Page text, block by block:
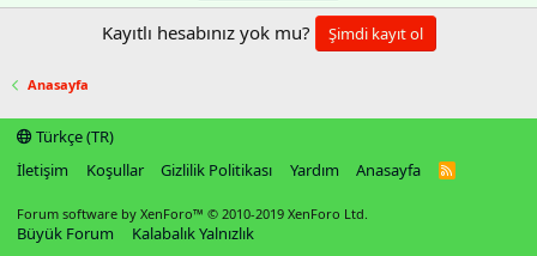
Kayıtlı hesabınız yok mu? Şimdi kayıt ol
Anasayfa
Türkçe (TR)
İletişim
Koşullar Gizlilik Politikası Yardım Anasayfa
R
Forum software by XenForo™ © 2010-2019 XenForo Ltd.
Büyük Forum Kalabalık Yalnızlık